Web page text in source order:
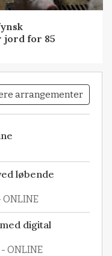
for 85
arrangementer
løbende
digital
ONLINE